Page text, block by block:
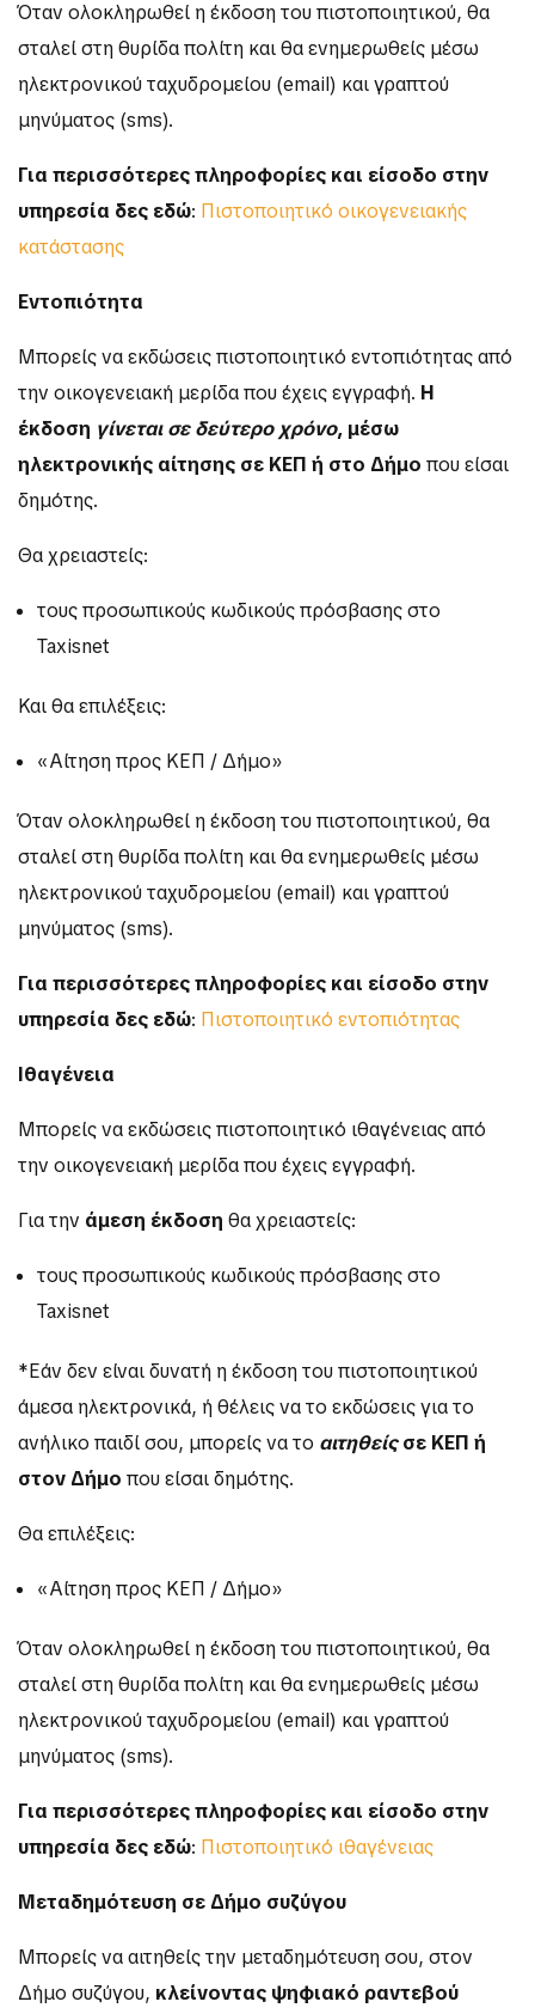
Όταν ολοκληρωθεί η έκδοση του πιστοποιητικού, θα
σταλεί στη θυρίδα πολίτη και θα ενημερωθείς μέσω
ηλεκτρονικού ταχυδρομείου (email) και γραπτού
μηνύματος (sms).
Για περισσότερες πληροφορίες και είσοδο στην
υπηρεσία δες εδώ: Πιστοποιητικό οικογενειακής
κατάστασης
Εντοπιότητα
Μπορείς να εκδώσεις πιστοποιητικό εντοπιότητας από
την οικογενειακή μερίδα που έχεις εγγραφή. Η
έκδοση γίνεται σε δεύτερο χρόνο, μέσω
ηλεκτρονικής αίτησης σε ΚΕΠ ή στο Δήμο που είσαι
δημότης.
Θα χρειαστείς:
τους προσωπικούς κωδικούς πρόσβασης στο
Taxisnet
Και θα επιλέξεις:
«Αίτηση προς ΚΕΠ / Δήμο»
Όταν ολοκληρωθεί η έκδοση του πιστοποιητικού, θα
σταλεί στη θυρίδα πολίτη και θα ενημερωθείς μέσω
ηλεκτρονικού ταχυδρομείου (email) και γραπτού
μηνύματος (sms).
Για περισσότερες πληροφορίες και είσοδο στην
υπηρεσία δες εδώ: Πιστοποιητικό εντοπιότητας
Ιθαγένεια
Μπορείς να εκδώσεις πιστοποιητικό ιθαγένειας από
την οικογενειακή μερίδα που έχεις εγγραφή.
Για την άμεση έκδοση θα χρειαστείς:
τους προσωπικούς κωδικούς πρόσβασης στο
Taxisnet
*Εάν δεν είναι δυνατή η έκδοση του πιστοποιητικού
άμεσα ηλεκτρονικά, ή θέλεις να το εκδώσεις για το
ανήλικο παιδί σου, μπορείς να το αιτηθείςσε ΚΕΠ ή
στον Δήμο που είσαι δημότης.
Θα επιλέξεις:
«Αίτηση προς ΚΕΠ / Δήμο»
Όταν ολοκληρωθεί η έκδοση του πιστοποιητικού, θα
σταλεί στη θυρίδα πολίτη και θα ενημερωθείς μέσω
ηλεκτρονικού ταχυδρομείου (email) και γραπτού
μηνύματος (sms).
Για περισσότερες πληροφορίες και είσοδο στην
υπηρεσία δες εδώ: Πιστοποιητικό ιθαγένειας
Μεταδημότευση σε Δήμο συζύγου
Μπορείς να αιτηθείς την μεταδημότευση σου, στον
Δήμο συζύγου, κλείνοντας ψηφιακό ραντεβού